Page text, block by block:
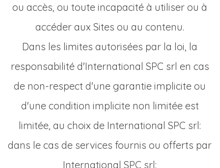
ou accès, ou toute incapacité à utiliser ou à
accéder aux Sites ou au contenu.
Dans les limites autorisées par la loi, la
responsabilité d'International SPC srl en cas
de non-respect d'une garantie implicite ou
d'une condition implicite non limitée est
limitée, au choix de International SPC srl:
dans le cas de services fournis ou offerts par
International SPC srl: